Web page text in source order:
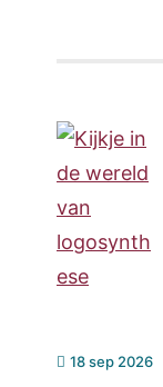
18 sep 2026